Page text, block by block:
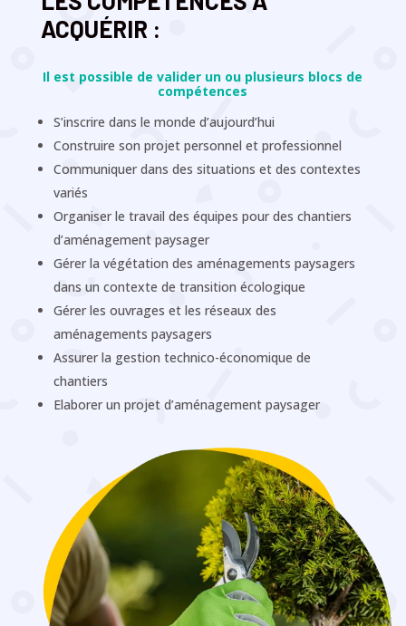
ACQUÉRIR :
Il est possible de valider un ou plusieurs blocs de
compétences
S’inscrire dans le monde d’aujourd’hui
Construire son projet personnel et professionnel
Communiquer dans des situations et des contextes
variés
Organiser le travail des équipes pour des chantiers
d’aménagement paysager
Gérer la végétation des aménagements paysagers
dans un contexte de transition écologique
Gérer les ouvrages et les réseaux des
aménagements paysagers
Assurer la gestion technico-économique de
chantiers
Elaborer un projet d’aménagement paysager